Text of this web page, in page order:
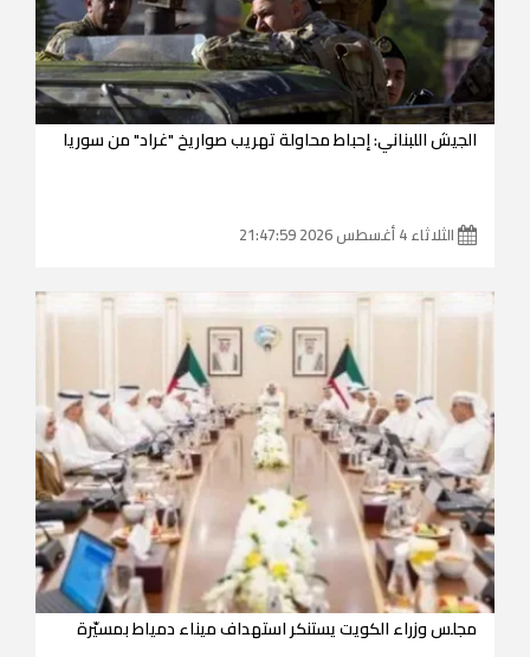
الجيش اللبناني: إحباط محاولة تهريب صواريخ "غراد" من سوريا
الثلاثاء 4 أغسطس 2026 21:47:59
مجلس وزراء الكويت يستنكر استهداف ميناء دمياط بمسيّرة